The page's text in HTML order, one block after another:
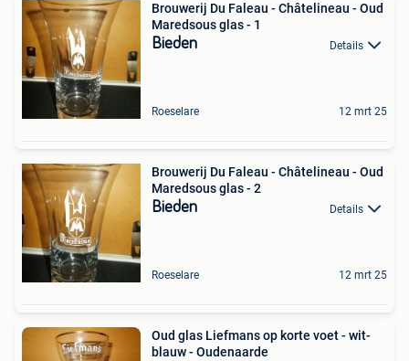
Brouwerij Du Faleau - Châtelineau - Oud
Maredsous glas - 1
Bieden Details
Roeselare 12 mrt 25
Brouwerij Du Faleau - Châtelineau - Oud
Maredsous glas - 2
Bieden Details
Roeselare 12 mrt 25
Oud glas Liefmans op korte voet - wit-
blauw - Oudenaarde